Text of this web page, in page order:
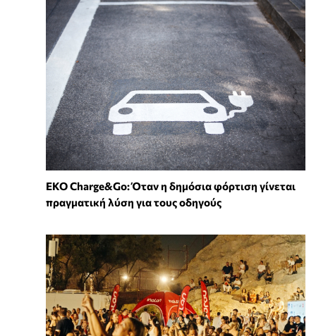
EKO Charge&Go: Όταν η δημόσια φόρτιση γίνεται
πραγματική λύση για τους οδηγούς